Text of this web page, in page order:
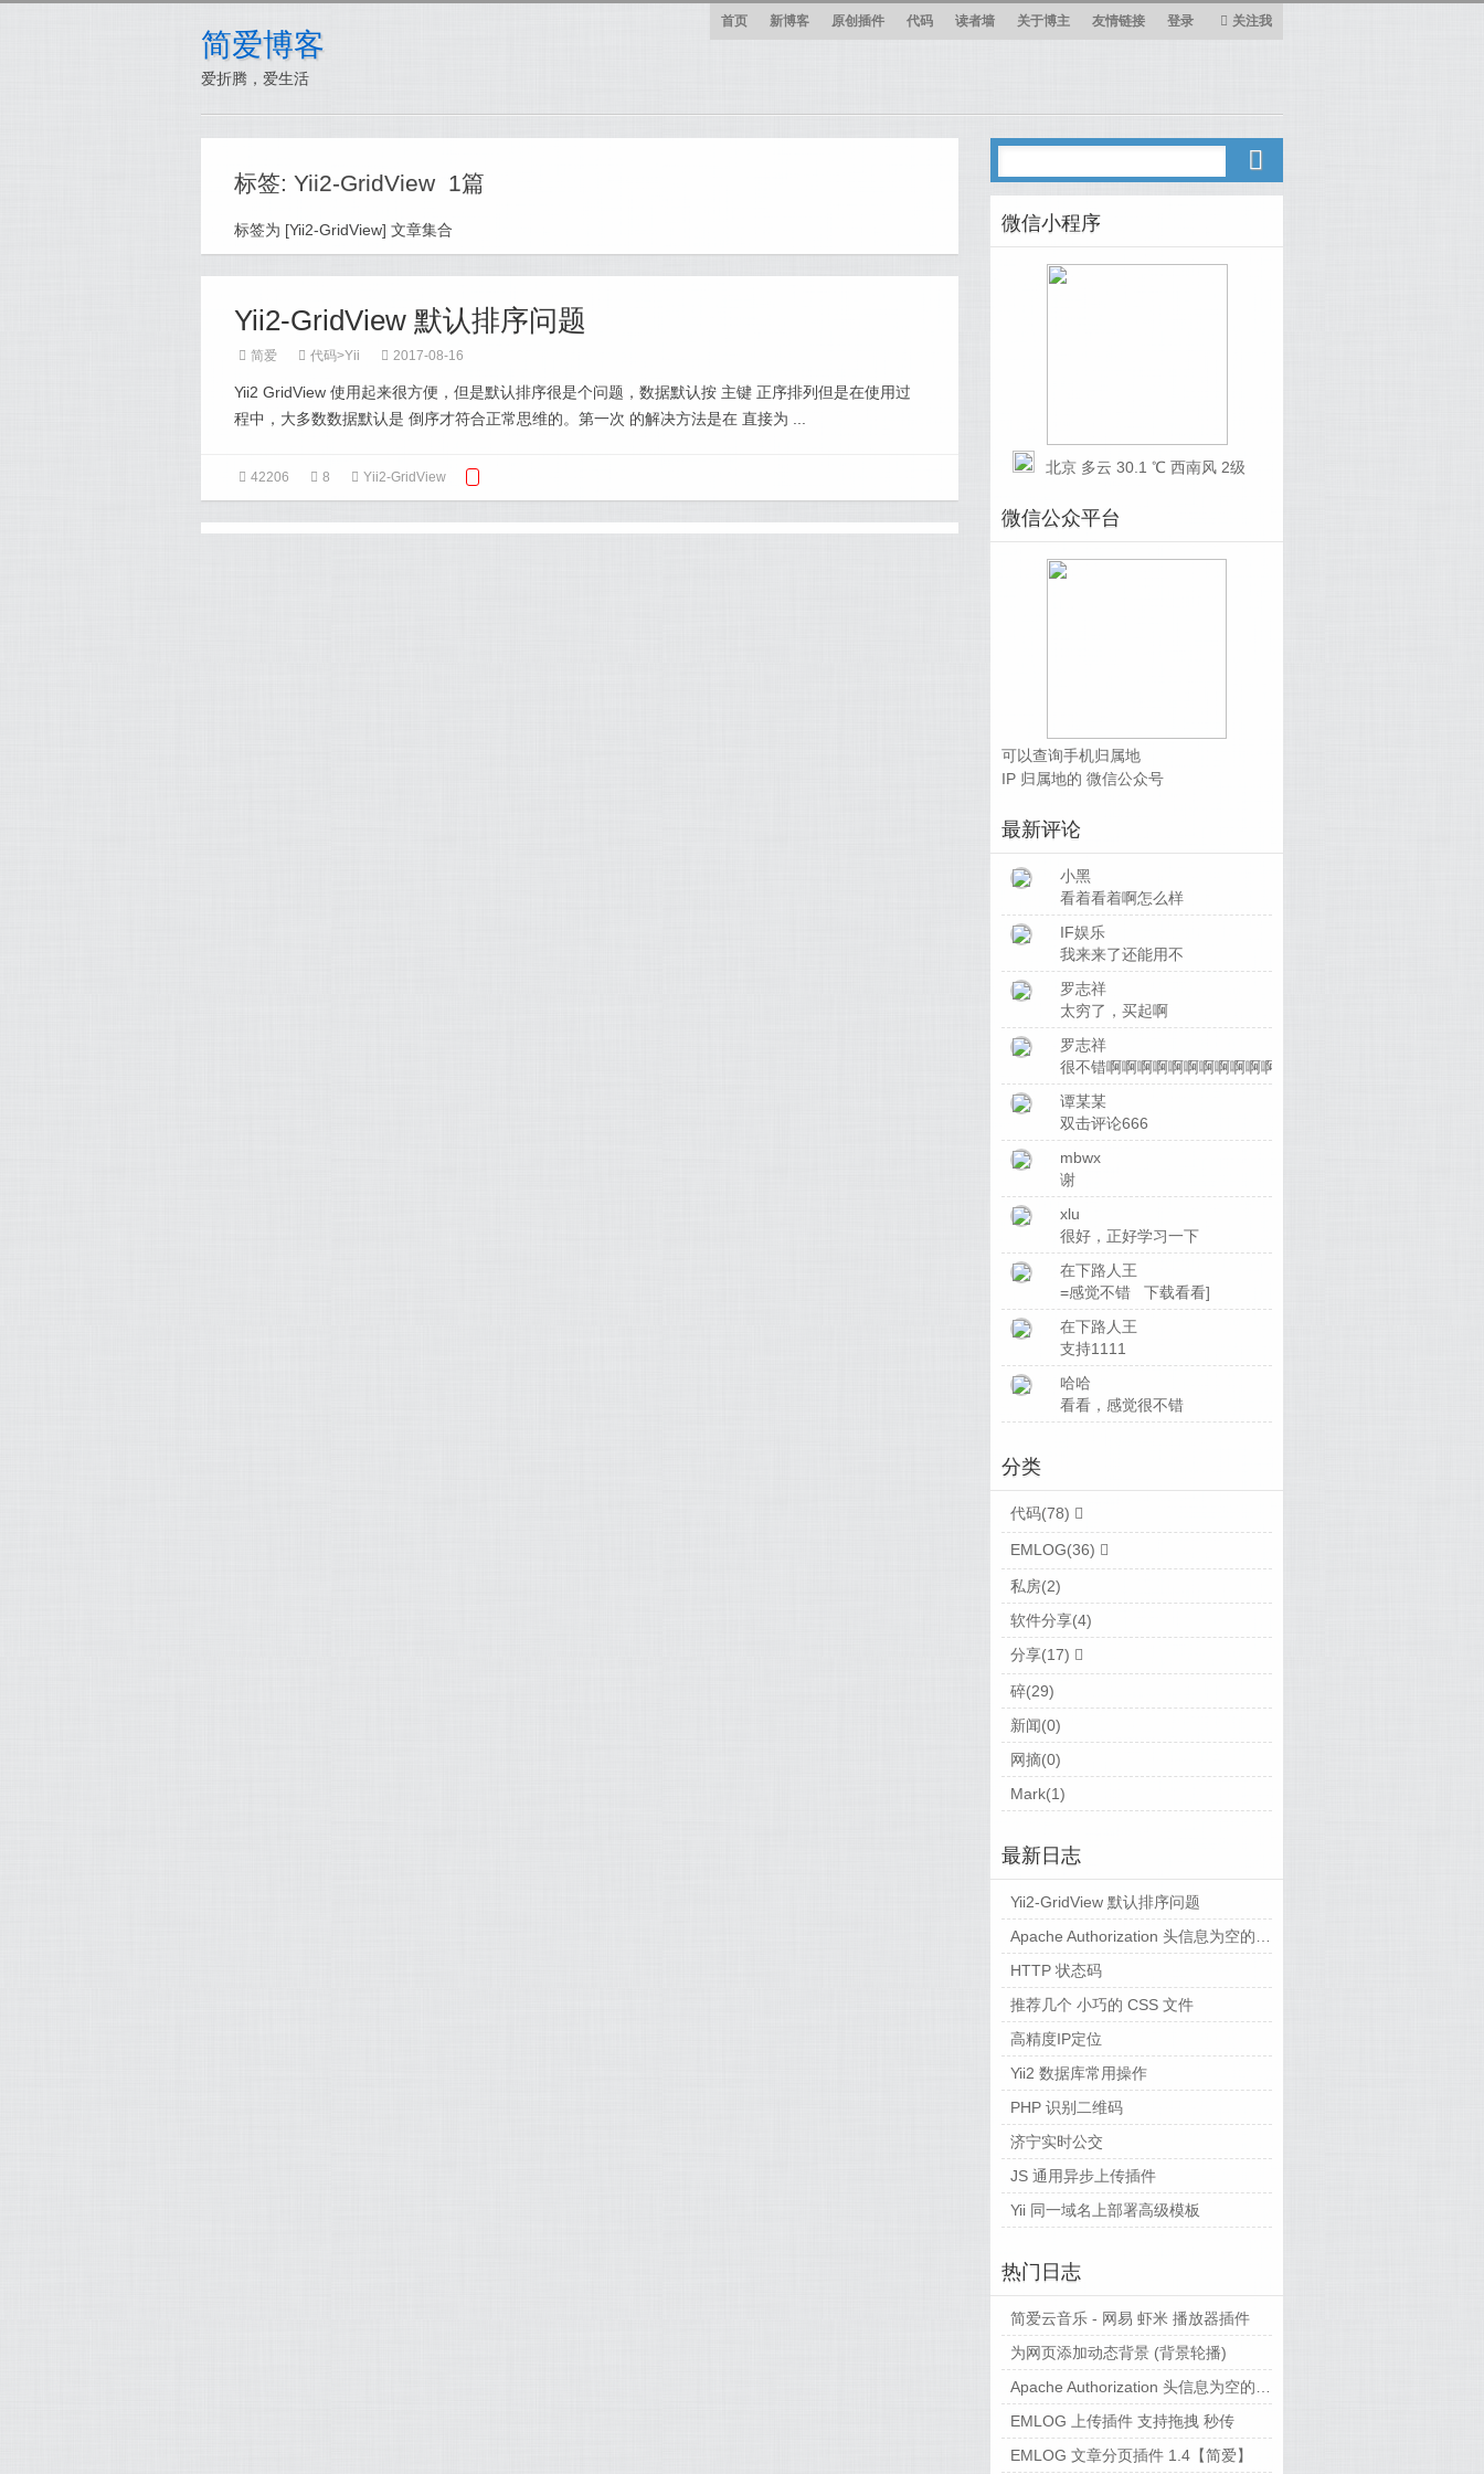
简爱博客
爱折腾，爱生活
首页 新博客 原创插件 代码 读者墙 关于博主 友情链接 登录 关注我
标签: Yii2-GridView 1篇
标签为 [Yii2-GridView] 文章集合
Yii2-GridView 默认排序问题
简爱 代码>Yii 2017-08-16
Yii2 GridView 使用起来很方便，但是默认排序很是个问题，数据默认按 主键 正序排列但是在使用过
程中，大多数数据默认是 倒序才符合正常思维的。第一次 的解决方法是在 直接为 ...
42206 8 Yii2-GridView
微信小程序
北京 多云 30.1 ℃ 西南风 2级
微信公众平台
可以查询手机归属地
IP 归属地的 微信公众号
最新评论
小黑
看着看着啊怎么样
IF娱乐
我来来了还能用不
罗志祥
太穷了，买起啊
罗志祥
很不错啊啊啊啊啊啊啊啊啊啊啊啊啊
谭某某
双击评论666
mbwx
谢
xlu
很好，正好学习一下
在下路人王
=感觉不错 下载看看]
在下路人王
支持1111
哈哈
看看，感觉很不错
分类
代码(78)
EMLOG(36)
私房(2)
软件分享(4)
分享(17)
碎(29)
新闻(0)
网摘(0)
Mark(1)
最新日志
Yii2-GridView 默认排序问题
HTTP 状态码
推荐几个 小巧的 CSS 文件
高精度IP定位
Yii2 数据库常用操作
PHP 识别二维码
济宁实时公交
JS 通用异步上传插件
Yii 同一域名上部署高级模板
热门日志
简爱云音乐 - 网易 虾米 播放器插件
为网页添加动态背景 (背景轮播)
EMLOG 上传插件 支持拖拽 秒传
EMLOG 文章分页插件 1.4【简爱】